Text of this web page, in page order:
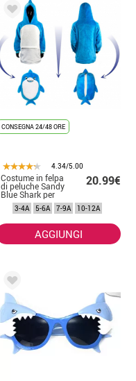
CONSEGNA 24/48 ORE
4.34/5.00
Costume in felpa
di peluche Sandy
Blue Shark per
bambini
20.99€
3-4A 5-6A 7-9A 10-12A
AGGIUNGI